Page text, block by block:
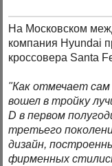
На Московском
компания Hyundai
кроссовера Santa
"Как отмечает сам
вошел в тройку
D в первом
третьего
дизайн,
фирменных